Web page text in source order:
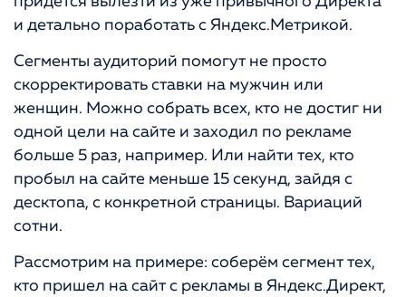
и детально поработать с Яндекс.Метрикой.
Сегменты аудиторий помогут не просто
скорректировать ставки на мужчин или
женщин. Можно собрать всех, кто не достиг ни
одной цели на сайте и заходил по рекламе
больше 5 раз, например. Или найти тех, кто
пробыл на сайте меньше 15 секунд, зайдя с
десктопа, с конкретной страницы. Вариаций
сотни.
Рассмотрим на примере: соберём сегмент тех,
кто пришел на сайт с рекламы в Яндекс.Директ,